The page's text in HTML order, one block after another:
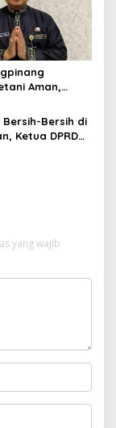
Aman,
Inflasi
Bersih-Bersih di
Ketua DPRD
yang wajib